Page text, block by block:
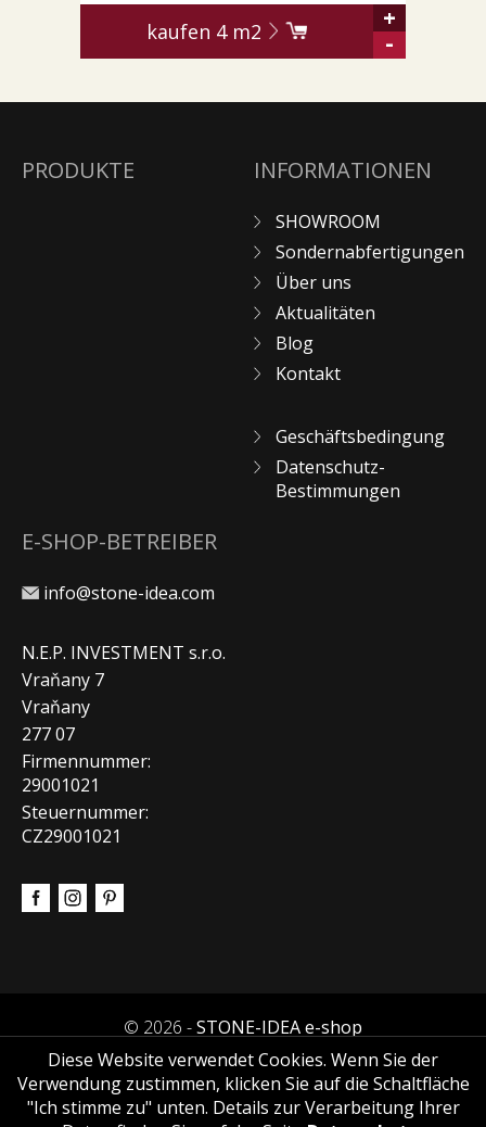
kaufen 4m2
+
-
PRODUKTE INFORMATIONEN
SHOWROOM
Sondernabfertigungen
Über uns
Aktualitäten
Blog
Kontakt
Geschäftsbedingung
Datenschutz-
Bestimmungen
E-SHOP-BETREIBER
info@stone-idea.com
N.E.P. INVESTMENT s.r.o.
Vraňany 7
Vraňany
277 07
Firmennummer:
29001021
Steuernummer:
CZ29001021
© 2026 -STONE-IDEA e-shop
Diese Website verwendet Cookies. Wenn Sie der
Verwendung zustimmen, klicken Sie auf die Schaltfläche
"Ich stimme zu" unten. Details zur Verarbeitung Ihrer